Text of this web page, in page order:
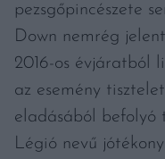
pezsgőpincészete
Down nemrég
2016-os évjáratból
az esemény
eladásából befolyó
Légió nevű